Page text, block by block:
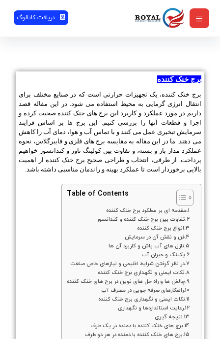
دریافت کاتالوگ
برج خنک کننده
برج خنک کننده، یک تجهیزات حرارتی است که در صنایع مختلف برای
انتقال انرژی گرمایی به محیط استفاده می شود. در این مقاله قصد
داریم در مورد عملکرد و کاربرد این برج های خنک کننده صحبت کرده و
اجزا و قطعات آنها را بررسی کنیم. این برج ها بر اساس فرآیند
سرمایش تبخیری عمل می کنند و با تماس آب و هوا، دمای آب را کاهش
می دهند. ما در این مقاله به مقایسه برج های فلزی و فایبرگلاس، نحوه
عملکرد مدار باز و بسته، و تفاوت بین کولینگ تاور و کندانسور خواهیم
پرداخت. از طرفی، انتخاب و طراحی صحیح برج خنک کننده از اهمیت
بالایی برخوردار است تا عملکرد بهینه و راندمان مناسبی داشته باشد.
Table of Contents
مقدمه ای بر عملکرد برج خنک کننده
تفاوت بین برج خنک کننده و کندانسور
انواع برج خنک کننده
فن و نقش آن در سرمایش
نازل های آب پاش و کاربرد آن ها
پکینگ و جبران آب
در نظر گرفتن شرایط اقلیمی و نیازهای خاص صنعت
نکات ایمنی و نگهداری برج خنک کننده
چالش ها و راه حل های نوین در برج های خنک کننده
راهکارهای صرفه جویی در مصرف آب
نکات ایمنی و نگهداری برج خنک کننده
رعایت استانداردها و نگهداری
نتیجه گیری
برج های خنک کننده با دمنده در یک طرف
برج های خنک کننده با دمنده در هر دو طرف